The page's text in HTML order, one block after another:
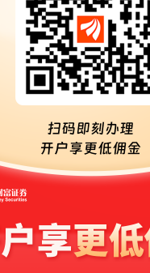
公司主要产品为工业涂料，
有进的态势持续巩固。国
比上升0.60%，其中化学
不含电力、热力、燃气及
润收缩，固定资产投资和
历史悠久，是中国涂料行
有生产基地，主导产品广
涂料为代表的防腐漆系列
司重防腐涂料系列屡次打
疆等地均建有生产基地，
的物流枢纽集群，并依托
净买入(元) 余额(元) 余量
-103.50万 27.65万
187.65万 27.84万
-135.52万 28.17万
榜营业
入合
(万)
上榜营业
上榜营业
6986.69 -2456.88
25131.87 1132.72